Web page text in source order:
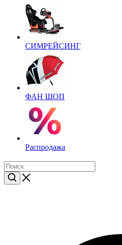
СИМРЕЙСИНГ
ФАН ШОП
Распродажа